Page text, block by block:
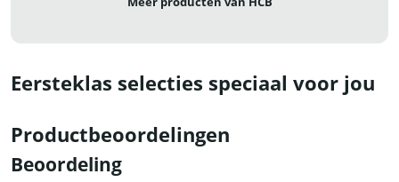
Eersteklas selecties speciaal voor jou
Productbeoordelingen
Beoordeling